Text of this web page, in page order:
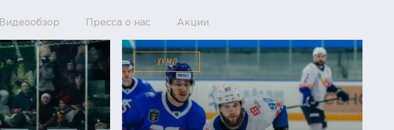
Видеообзор Пресса о нас Акции
ХУМО